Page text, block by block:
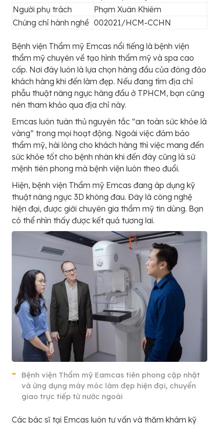
Người phụ trách
Phạm Xuân Khiêm
Chứng chỉ hành nghề 002021/HCM-CCHN
Bệnh viện Thẩm mỹ Emcas nổi tiếng là bệnh viện
thẩm mỹ chuyên về tạo hình thẩm mỹ và spa cao
cấp. Nơi đây luôn là lựa chọn hàng đầu của đông đảo
khách hàng khi đến làm đẹp. Nếu đang tìm địa chỉ
phẫu thuật nâng ngực hàng đầu ở TPHCM, bạn cũng
nên tham khảo qua địa chỉ này.
Emcas luôn tuân thủ nguyên tắc “an toàn sức khỏe là
vàng” trong mọi hoạt động. Ngoài việc đảm bảo
thẩm mỹ, hài lòng cho khách hàng thì việc mang đến
sức khỏe tốt cho bệnh nhân khi đến đây cũng là sứ
mệnh tiên phong mà bệnh viện luôn theo đuổi.
Hiện, bệnh viện Thẩm mỹ Emcas đang áp dụng kỹ
thuật nâng ngực 3D không đau. Đây là công nghệ
hiện đại, được giới chuyên gia thẩm mỹ tin dùng. Bạn
có thể nhìn thấy được kết quả tương lai.
Bệnh viện Thẩm mỹ Eamcas tiên phong cập nhật
và ứng dụng máy móc làm đẹp hiện đại, chuyển
giao trực tiếp từ nước ngoài
Các bác sĩ tại Emcas luôn tư vấn và thăm khám kỹ